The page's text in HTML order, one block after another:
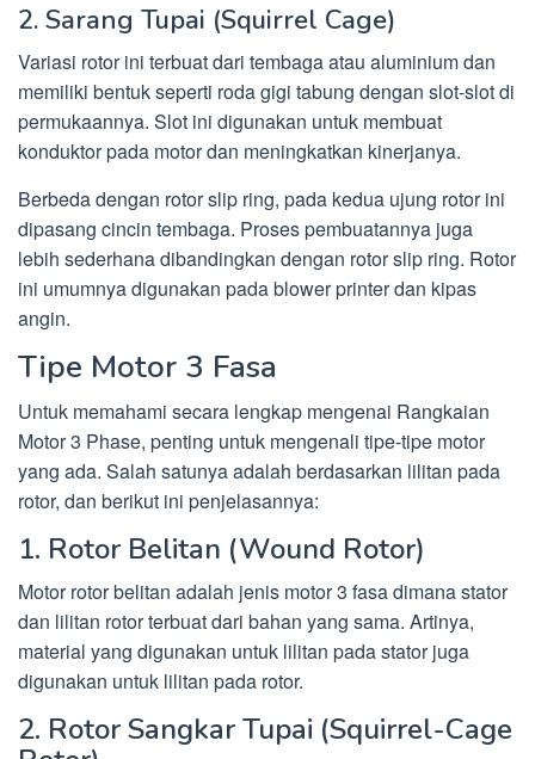
2. Sarang Tupai (Squirrel Cage)
Variasi rotor ini terbuat dari tembaga atau aluminium dan
memiliki bentuk seperti roda gigi tabung dengan slot-slot di
permukaannya. Slot ini digunakan untuk membuat
konduktor pada motor dan meningkatkan kinerjanya.
Berbeda dengan rotor slip ring, pada kedua ujung rotor ini
dipasang cincin tembaga. Proses pembuatannya juga
lebih sederhana dibandingkan dengan rotor slip ring. Rotor
ini umumnya digunakan pada blower printer dan kipas
angin.
Tipe Motor 3 Fasa
Untuk memahami secara lengkap mengenai Rangkaian
Motor 3 Phase, penting untuk mengenali tipe-tipe motor
yang ada. Salah satunya adalah berdasarkan lilitan pada
rotor, dan berikut ini penjelasannya:
1. Rotor Belitan (Wound Rotor)
Motor rotor belitan adalah jenis motor 3 fasa dimana stator
dan lilitan rotor terbuat dari bahan yang sama. Artinya,
material yang digunakan untuk lilitan pada stator juga
digunakan untuk lilitan pada rotor.
2. Rotor Sangkar Tupai (Squirrel-Cage